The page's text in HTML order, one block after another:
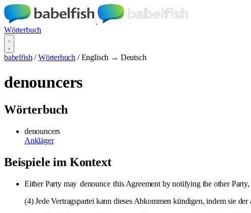
Wörterbuch
babelfish / Wörterbuch / Englisch → Deutsch
denouncers
Wörterbuch
denouncers
Ankläger
Beispiele im Kontext
Either Party may denounce this Agreement by notifying the other
(4) Jede Vertragspartei kann dieses Abkommen kündigen, indem sie